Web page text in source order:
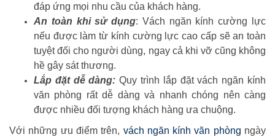
đáp ứng mọi nhu cầu của khách hàng.
An toàn khi sử dụng: Vách ngăn kính cường lực
nếu được làm từ kính cường lực cao cấp sẽ an toàn
tuyệt đối cho người dùng, ngay cả khi vỡ cũng không
hề gây sát thương.
Lắp đặt dễ dàng: Quy trình lắp đặt vách ngăn kính
văn phòng rất dễ dàng và nhanh chóng nên càng
được nhiều đối tượng khách hàng ưa chuộng.
Với những ưu điểm trên, vách ngăn kính văn phòng ngày